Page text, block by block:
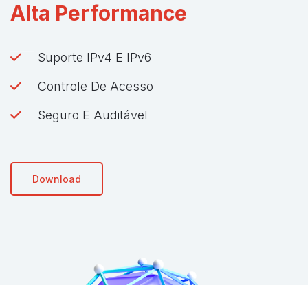
Alta Performance
Suporte IPv4 E IPv6
Controle De Acesso
Seguro E Auditável
Download